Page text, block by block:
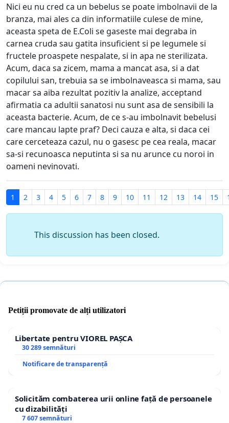
Nici eu nu cred ca un bebelus se poate imbolnavii de la
branza, mai ales ca din informatiile culese de mine,
aceasta speta de E.Coli se gaseste mai degraba in
carnea cruda sau gatita insuficient si pe legumele si
fructele proaspete nespalate, si in apa ne sterilizata.
Acum, daca sa zicem, mama a mancat asa, si a dat
copilului san, trebuia sa se imbolnaveasca si mama, sau
macar sa aiba rezultat pozitiv la analize, acceptand
afirmatia ca adultii sanatosi nu sunt asa de sensibili la
aceasta bacterie. Acum, de ce s-au imbolnavit bebelusi
care mancau lapte praf? Deci cauza e alta, si daca cei
care cerceteaza cazul, nu o gasesc pe cea reala, macar
sa-si recunoasca neputinta si sa nu arunce cu noroi in
oameni nevinovati.
1 2 3 4 5 6 7 8 9 10 11 12 13 14 15
This discussion has been closed.
Petiții promovate de alți utilizatori
Libertate pentru VIOREL PAȘCA
30 289 semnături
Notificare de transparență
Solicităm combaterea urii online față de persoanele
cu dizabilități
7 607 semnături